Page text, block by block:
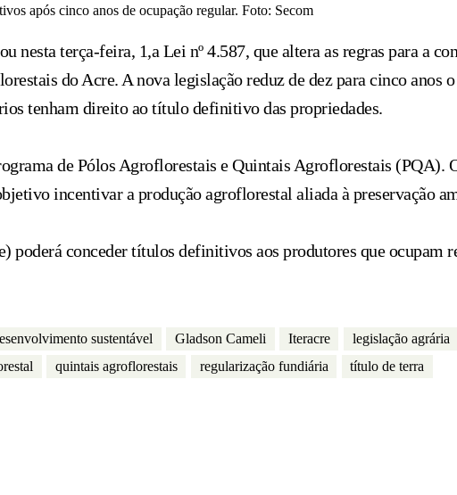
após cinco anos de ocupação regular. Foto: Secom
nesta terça-feira, 1,a Lei nº 4.587, que altera as regras para a
do Acre. A nova legislação reduz de dez para cinco anos
tenham direito ao título definitivo das propriedades.
de Pólos Agroflorestais e Quintais Agroflorestais (PQA).
incentivar a produção agroflorestal aliada à preservação
conceder títulos definitivos aos produtores que ocupam
sustentável Gladson Cameli Iteracre legislação agrária
quintais agroflorestais regularização fundiária
título de terra